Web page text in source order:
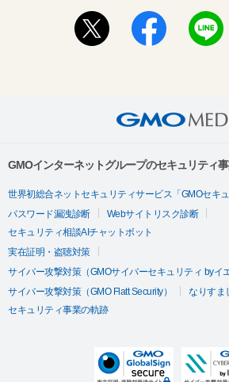
GMOインターネットグループのセキュリティ
世界初総合ネットセキュリティサービス「GMOセキュ
パスワード漏洩診断
Webサイトリスク診断
セキュリティ相談AIチャットボット
実在証明・盗聴対策
サイバー攻撃対策（GMOサイバーセキュリティ byイ
サイバー攻撃対策（GMO Flatt Security）
なりすま
セキュリティ事業の軌跡